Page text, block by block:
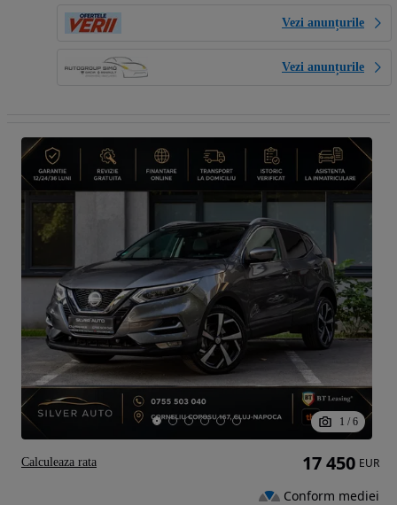
Vezi anunțurile
Vezi anunțurile
1 / 6
17 450 EUR
Conform mediei
Calculeaza rata